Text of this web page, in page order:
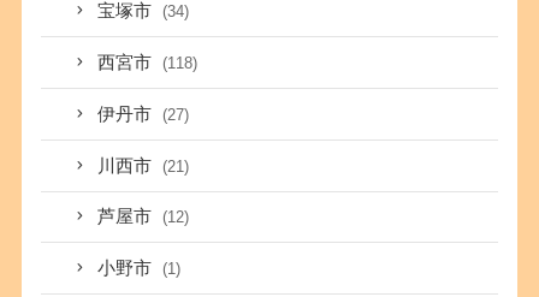
宝塚市 (34)
西宮市 (118)
伊丹市 (27)
川西市 (21)
芦屋市 (12)
小野市 (1)